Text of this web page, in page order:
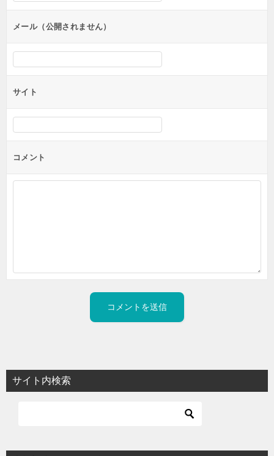
ンメール（公開されません）
サイト
コメント
サイト内検索